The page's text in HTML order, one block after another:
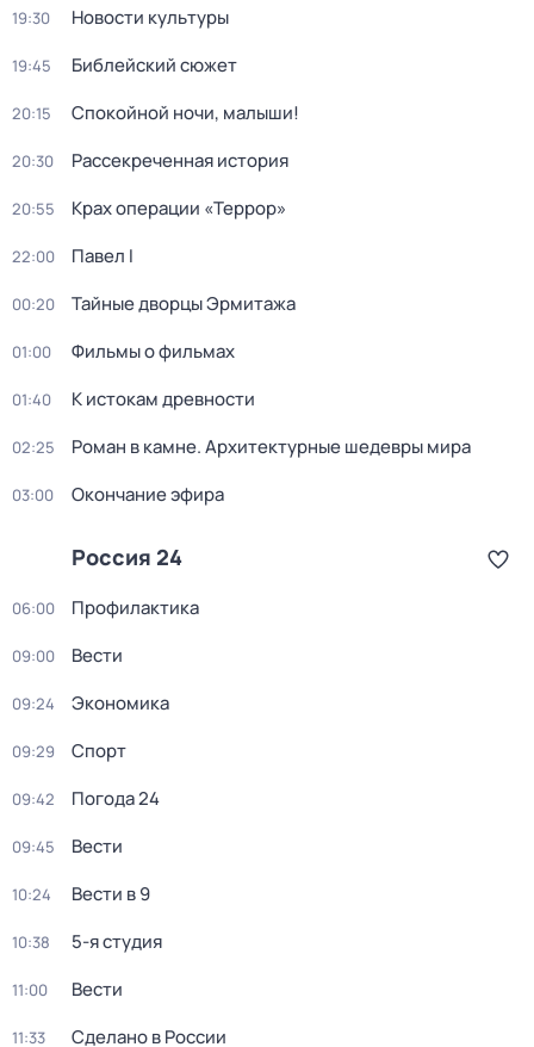
19:30 Новости культуры
19:45 Библейский сюжет
20:15 Спокойной ночи, малыши!
20:30 Рассекреченная история
20:55 Крах операции «Террор»
22:00 Павел I
00:20 Тайные дворцы Эрмитажа
01:00 Фильмы о фильмах
01:40 К истокам древности
02:25 Роман в камне. Архитектурные шедевры мира
03:00 Окончание эфира
Россия 24
06:00 Профилактика
09:00 Вести
09:24 Экономика
09:29 Спорт
09:42 Погода 24
09:45 Вести
10:24 Вести в 9
10:38 5-я студия
11:00 Вести
11:33 Сделано в России